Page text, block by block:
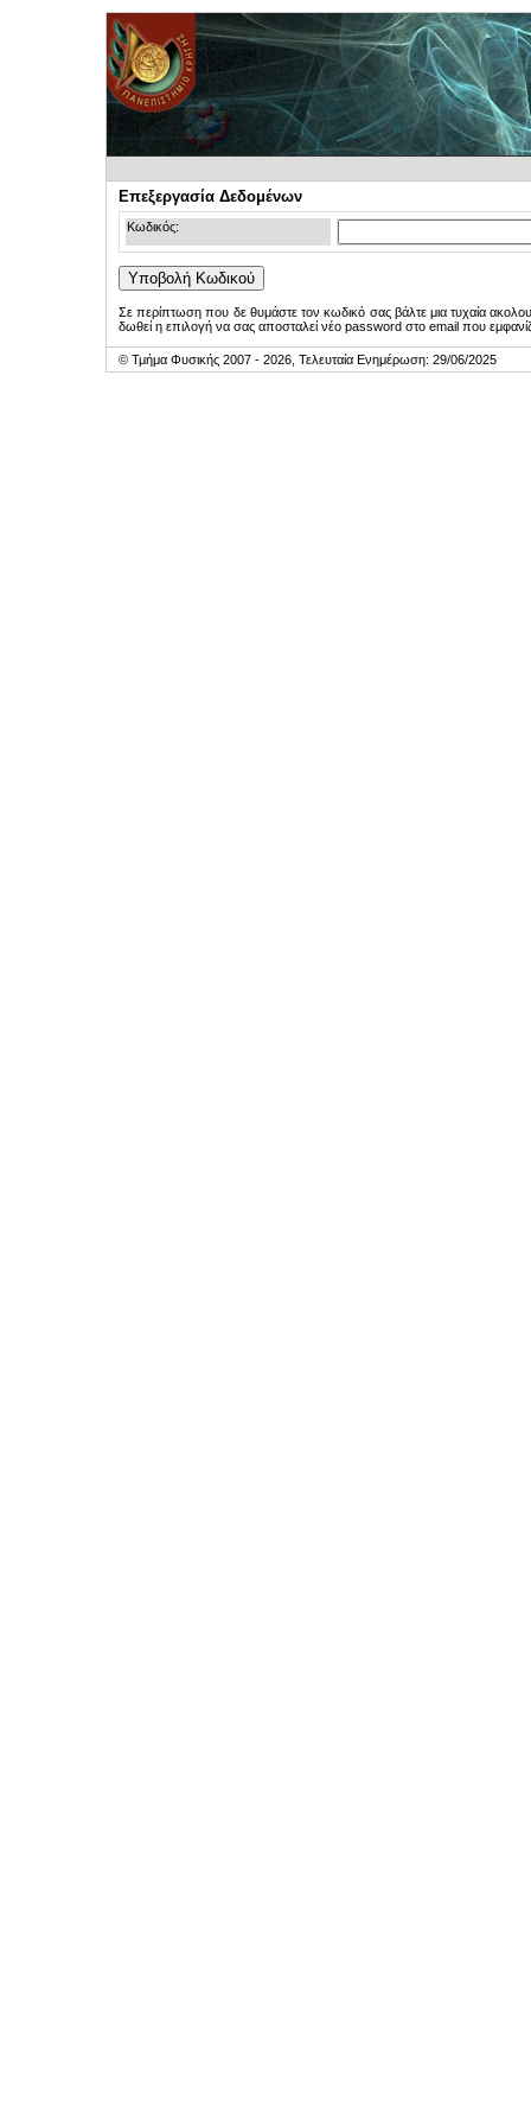
Επεξεργασία Δεδομένων
Κωδικός:
Σε περίπτωση που δε θυμάστε τον κωδικό σας βάλτε μια τυχαία
δωθεί η επιλογή να σας αποσταλεί νέο password στο email που
© Τμήμα Φυσικής 2007 - 2026, Τελευταία Ενημέρωση: 29/06/2025